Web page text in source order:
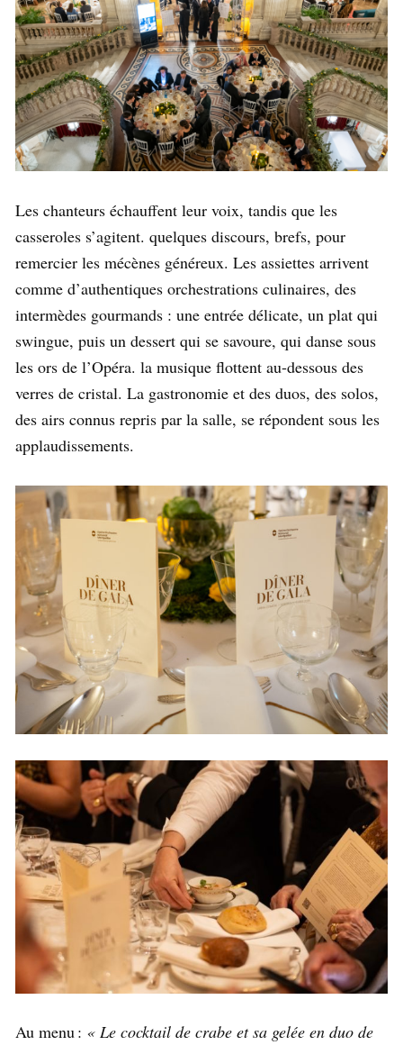
Les chanteurs échauffent leur voix, tandis que les
casseroles s’agitent. quelques discours, brefs, pour
remercier les mécènes généreux. Les assiettes arrivent
comme d’authentiques orchestrations culinaires, des
intermèdes gourmands : une entrée délicate, un plat qui
swingue, puis un dessert qui se savoure, qui danse sous
les ors de l’Opéra. la musique flottent au-dessous des
verres de cristal. La gastronomie et des duos, des solos,
des airs connus repris par la salle, se répondent sous les
applaudissements.
Au menu : « Le cocktail de crabe et sa gelée en duo de